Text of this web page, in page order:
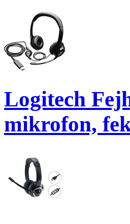
Logitech
mikrofon,